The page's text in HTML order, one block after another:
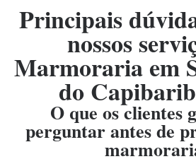
Principais
nossos
Marmoraria em
do
O que os clientes
perguntar antes de